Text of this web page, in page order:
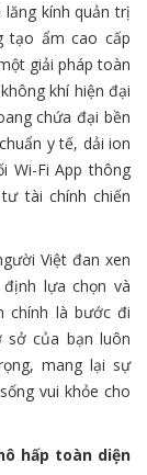
kính quản trị
tạo ẩm cao cấp
giải pháp toàn
khí hiện đại
chứa đại bền
y tế, dải ion
Wi-Fi App thông
tài chính chiến
Việt đan xen
lựa chọn và
chính là bước đi
sở của bạn luôn
mang lại sự
vui khỏe cho
hấp toàn diện